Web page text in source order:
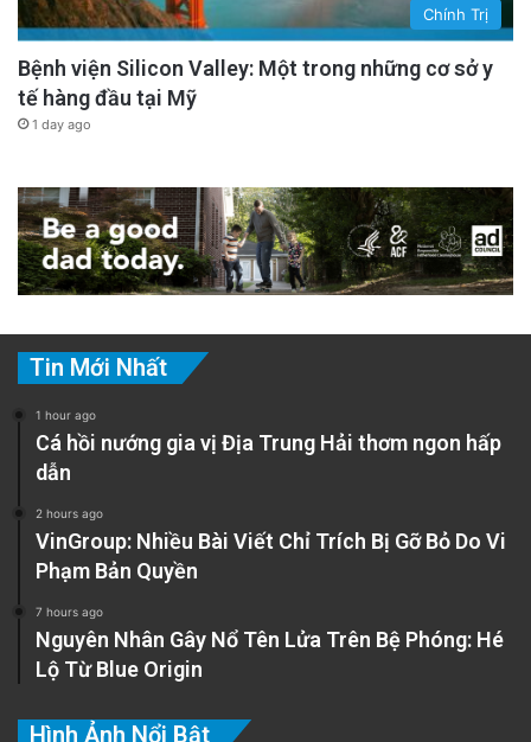
Chính Trị
Bệnh viện Silicon Valley: Một trong những cơ sở y
tế hàng đầu tại Mỹ
1 day ago
Tin Mới Nhất
1 hour ago
Cá hồi nướng gia vị Địa Trung Hải thơm ngon hấp
dẫn
2 hours ago
VinGroup: Nhiều Bài Viết Chỉ Trích Bị Gỡ Bỏ Do Vi
Phạm Bản Quyền
7 hours ago
Nguyên Nhân Gây Nổ Tên Lửa Trên Bệ Phóng: Hé
Lộ Từ Blue Origin
Hình Ảnh Nổi Bật